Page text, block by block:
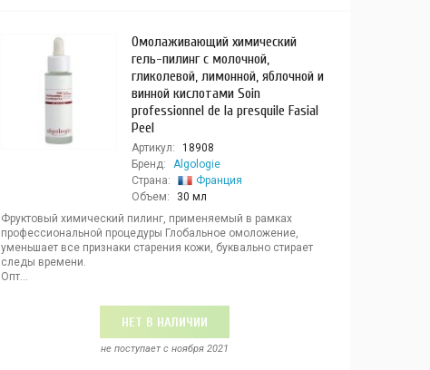
Омолаживающий химический
гель-пилинг с молочной,
гликолевой, лимонной, яблочной и
винной кислотами Soin
professionnel de la presquile Fasial
Peel
Артикул:
18908
Бренд:
Algologie
Страна:
Франция
Объем:
30 мл
Фруктовый химический пилинг, применяемый в рамках
профессиональной процедуры Глобальное омоложение,
уменьшает все признаки старения кожи, буквально стирает
следы времени.
Опт...
НЕТ В НАЛИЧИИ
не поступает c ноября 2021